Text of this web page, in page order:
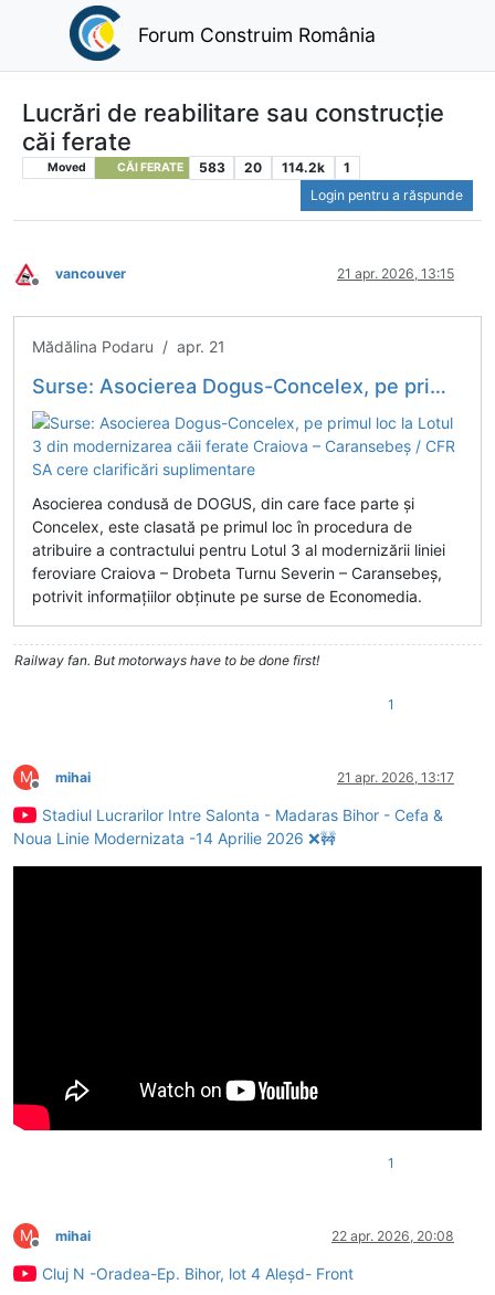
Forum Construim România
Lucrări de reabilitare sau construcție
căi ferate
Moved CĂI FERATE 583 20 114.2k
1
Login pentru a răspunde
Deconectat
vancouver 21 apr. 2026, 13:15
Mădălina Podaru / apr. 21
Surse: Asocierea Dogus-Concelex, pe primul loc la Lotul 3 din modernizarea căii ferate Craiova – Caransebeș / CFR SA cere clarificări suplimentare
Asocierea condusă de DOGUS, din care face parte și
Concelex, este clasată pe primul loc în procedura de
atribuire a contractului pentru Lotul 3 al modernizării liniei
feroviare Craiova – Drobeta Turnu Severin – Caransebeș,
potrivit informațiilor obținute pe surse de Economedia.
Railway fan. But motorways have to be done first!
1
M
Deconectat
mihai 21 apr. 2026, 13:17
Stadiul Lucrarilor Intre Salonta - Madaras Bihor - Cefa &
Noua Linie Modernizata -14 Aprilie 2026 ❌🚧
1
M
Deconectat
mihai 22 apr. 2026, 20:08
Cluj N -Oradea-Ep. Bihor, lot 4 Aleșd- Front